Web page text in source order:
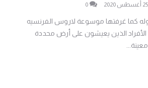
0
كما عَرفتها موسوعة لاروس الفرنسيه
الذين يعيشون على أرض محددة